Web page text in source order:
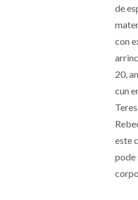
de
con
20,
cun
este
pode